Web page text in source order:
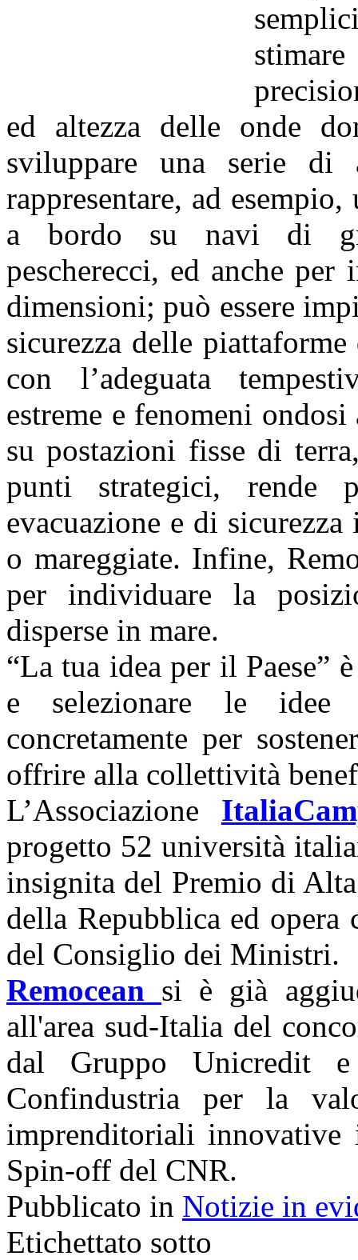
ed altezza delle onde
sviluppare una serie
rappresentare, ad
a bordo su navi di
pescherecci, ed anche
dimensioni; può essere
sicurezza delle
con l’adeguata
estreme e fenomeni
su postazioni fisse di
punti strategici, rende
evacuazione e di
o mareggiate. Infine,
per individuare la
disperse in mare.
“La tua idea per il Paese”
e selezionare le idee
concretamente per
offrire alla collettività
L’Associazione
progetto 52 università
insignita del Premio di Alta
della Repubblica ed
del Consiglio dei Ministri.
Remocean si è già
all'area sud-Italia del
dal Gruppo Unicredit
Confindustria per la
imprenditoriali
Spin-off del CNR.
Pubblicato in Notizie in
Etichettato sotto